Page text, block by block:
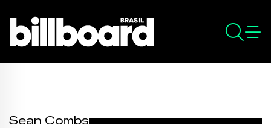
Sean Combs